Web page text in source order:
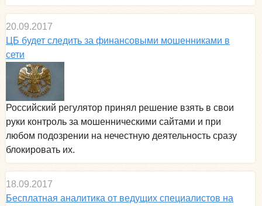
20.09.2017
ЦБ будет следить за финансовыми мошенниками в
сети
Российский регулятор принял решение взять в свои
руки контроль за мошенническими сайтами и при
любом подозрении на нечестную деятельность сразу
блокировать их.
18.09.2017
Бесплатная аналитика от ведущих специалистов на